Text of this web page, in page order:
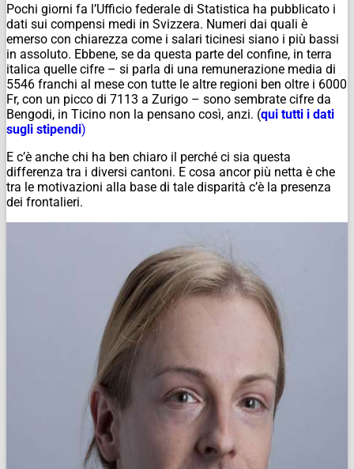
Pochi giorni fa l’Ufficio federale di Statistica ha pubblicato i
dati sui compensi medi in Svizzera. Numeri dai quali è
emerso con chiarezza come i salari ticinesi siano i più bassi
in assoluto. Ebbene, se da questa parte del confine, in terra
italica quelle cifre – si parla di una remunerazione media di
5546 franchi al mese con tutte le altre regioni ben oltre i 6000
Fr, con un picco di 7113 a Zurigo – sono sembrate cifre da
Bengodi, in Ticino non la pensano così, anzi. (qui tutti i dati
sugli stipendi)
E c’è anche chi ha ben chiaro il perché ci sia questa
differenza tra i diversi cantoni. E cosa ancor più netta è che
tra le motivazioni alla base di tale disparità c’è la presenza
dei frontalieri.